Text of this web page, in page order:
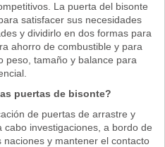
La puerta del bisonte
satisfacer sus necesidades
y dividirlo en dos formas para
ahorro de combustible y para
peso, tamaño y balance para
puertas de bisonte?
de puertas de arrastre y
investigaciones, a bordo de
y mantener el contacto